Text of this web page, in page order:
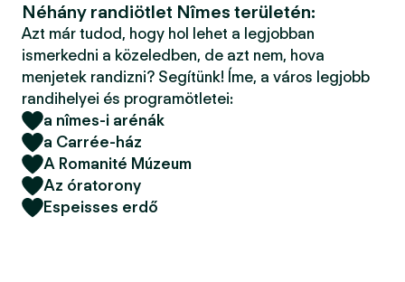
Néhány randiötlet Nîmes területén:
Azt már tudod, hogy hol lehet a legjobban
ismerkedni a közeledben, de azt nem, hova
menjetek randizni? Segítünk! Íme, a város legjobb
randihelyei és programötletei:
a nîmes-i arénák
a Carrée-ház
A Romanité Múzeum
Az óratorony
Espeisses erdő